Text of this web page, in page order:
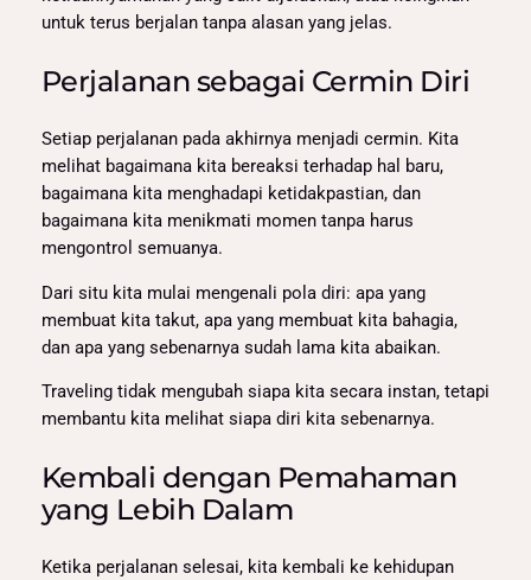
untuk terus berjalan tanpa alasan yang jelas.
Perjalanan sebagai Cermin Diri
Setiap perjalanan pada akhirnya menjadi cermin. Kita
melihat bagaimana kita bereaksi terhadap hal baru,
bagaimana kita menghadapi ketidakpastian, dan
bagaimana kita menikmati momen tanpa harus
mengontrol semuanya.
Dari situ kita mulai mengenali pola diri: apa yang
membuat kita takut, apa yang membuat kita bahagia,
dan apa yang sebenarnya sudah lama kita abaikan.
Traveling tidak mengubah siapa kita secara instan, tetapi
membantu kita melihat siapa diri kita sebenarnya.
Kembali dengan Pemahaman
yang Lebih Dalam
Ketika perjalanan selesai, kita kembali ke kehidupan